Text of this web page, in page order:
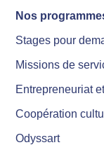
Nos
Stages pour
Missions de
Entrepreneuriat
Coopération
Odyssart